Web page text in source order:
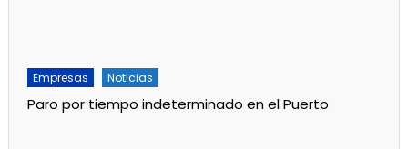
Empresas Noticias
Paro por tiempo indeterminado en el Puerto